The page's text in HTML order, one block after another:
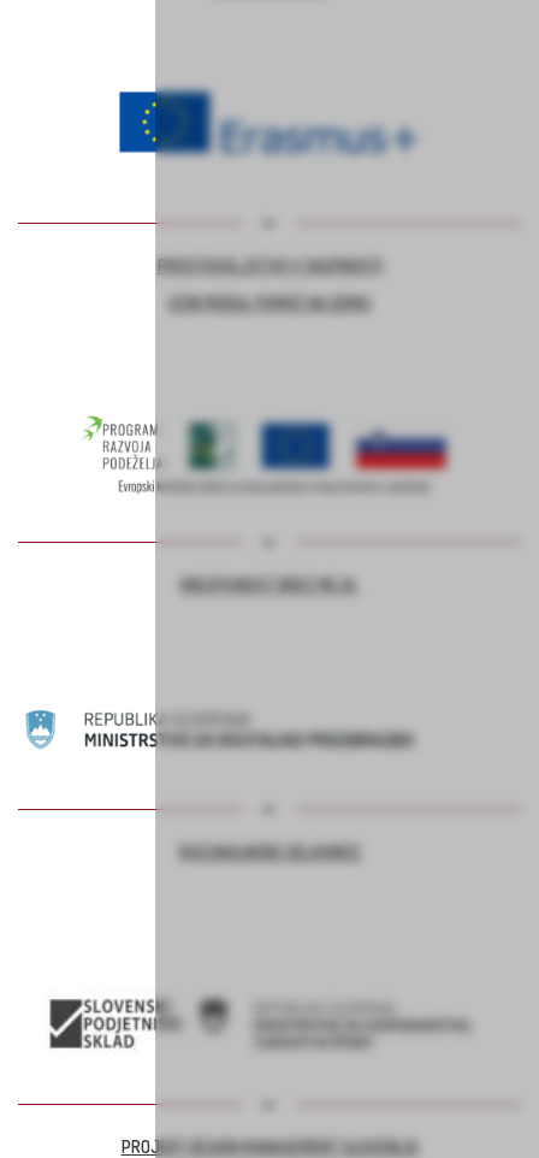
PROSTOVOLJSTVO V SKUPNOSTI
UČNI MODUL POMOČ NA DOMU
KREATIVNOST BREZ MEJA
RAČUNALNIŠKE DELAVNICE
PROJEKT DESIGN MANAGEMENT SLOVENIJA